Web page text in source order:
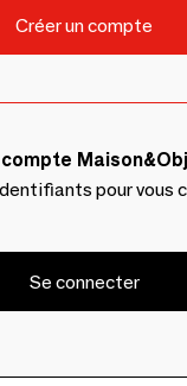
pour vous
Se connecter